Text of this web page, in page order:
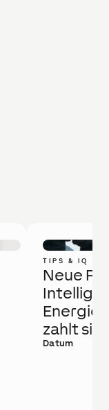
TIPS & IQ
Neue
zahlt
Datum